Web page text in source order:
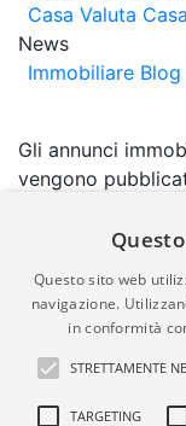
Casa Valuta Casa
News
Immobiliare Blog
Gli annunci
vengono
comporta
garanzia da
quindi non è
correttezza,
materia di
suddetti annunci.
Questo sito web
navigazione.
in conformità
STRETTAMENTE
TARGETING